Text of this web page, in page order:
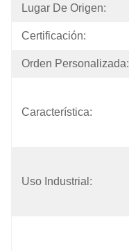
Lugar De Origen:
Certificación:
Orden Personalizada:
Característica:
Uso Industrial: